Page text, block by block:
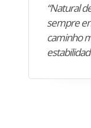
“Natural
sempre
caminho